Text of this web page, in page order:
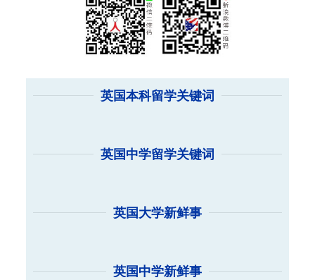
英国本科留学关键词
英国中学留学关键词
英国大学新鲜事
英国中学新鲜事